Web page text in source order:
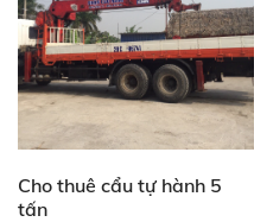
Cho thuê cẩu tự hành 5
tấn